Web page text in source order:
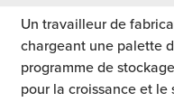
Un travailleur de
chargeant une palette
programme de
pour la croissance et le